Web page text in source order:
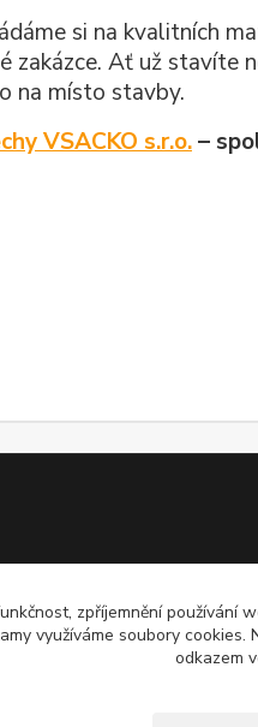
si na kvalitních
zakázce. Ať už stavíte
na místo stavby.
VSACKO s.r.o.–
zpříjemnění používání
využíváme soubory
odkazem